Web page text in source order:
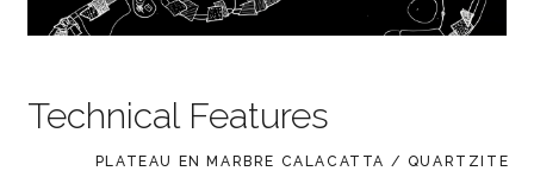
Technical Features
PLATEAU EN MARBRE CALACATTA / QUARTZITE